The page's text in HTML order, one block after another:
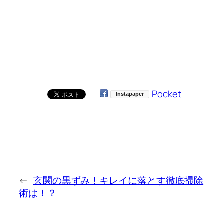
Pocket
← 玄関の黒ずみ！キレイに落とす徹底掃除
術は！？